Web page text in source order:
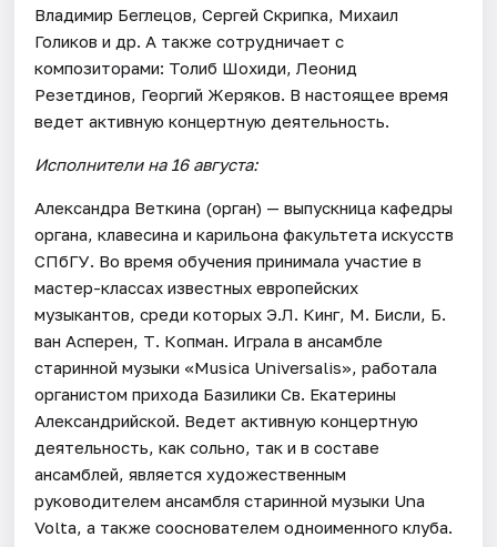
Владимир Беглецов, Сергей Скрипка, Михаил
Голиков и др. А также сотрудничает с
композиторами: Толиб Шохиди, Леонид
Резетдинов, Георгий Жеряков. В настоящее время
ведет активную концертную деятельность.
Исполнители на 16 августа:
Александра Веткина (орган) — выпускница кафедры
органа, клавесина и карильона факультета искусств
СПбГУ. Во время обучения принимала участие в
мастер-классах известных европейских
музыкантов, среди которых Э.Л. Кинг, М. Бисли, Б.
ван Асперен, Т. Копман. Играла в ансамбле
старинной музыки «Musica Universalis», работала
органистом прихода Базилики Св. Екатерины
Александрийской. Ведет активную концертную
деятельность, как сольно, так и в составе
ансамблей, является художественным
руководителем ансамбля старинной музыки Una
Volta, а также сооснователем одноименного клуба.